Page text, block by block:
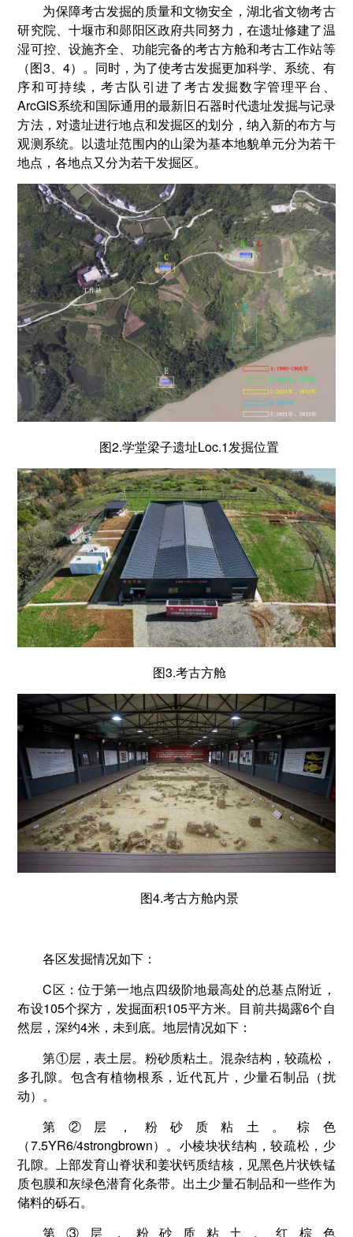
为保障考古发掘的质量和文物安全，湖北省文物考古
研究院、十堰市和郧阳区政府共同努力，在遗址修建了温
湿可控、设施齐全、功能完备的考古方舱和考古工作站等
（图3、4）。同时，为了使考古发掘更加科学、系统、有
序和可持续，考古队引进了考古发掘数字管理平台、
ArcGIS系统和国际通用的最新旧石器时代遗址发掘与记录
方法，对遗址进行地点和发掘区的划分，纳入新的布方与
观测系统。以遗址范围内的山梁为基本地貌单元分为若干
地点，各地点又分为若干发掘区。
图2.学堂梁子遗址Loc.1发掘位置
图3.考古方舱
图4.考古方舱内景
各区发掘情况如下：
C区：位于第一地点四级阶地最高处的总基点附近，
布设105个探方，发掘面积105平方米。目前共揭露6个自
然层，深约4米，未到底。地层情况如下：
第①层，表土层。粉砂质粘土。混杂结构，较疏松，
多孔隙。包含有植物根系，近代瓦片，少量石制品（扰
动）。
第②层，粉砂质粘土。棕色
（7.5YR6/4strongbrown）。小棱块状结构，较疏松，少
孔隙。上部发育山脊状和姜状钙质结核，见黑色片状铁锰
质包膜和灰绿色潜育化条带。出土少量石制品和一些作为
储料的砾石。
第③层，粉砂质粘土。红棕色